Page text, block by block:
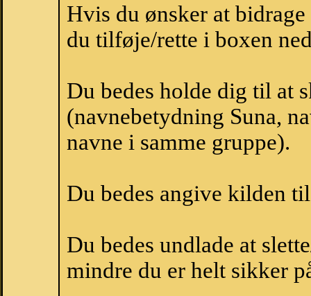
Hvis du ønsker at
du tilføje/rette i boxen
Du bedes holde dig til at
(navnebetydning Suna,
navne i samme gruppe).
Du bedes angive kilden
Du bedes undlade at
mindre du er helt sikker